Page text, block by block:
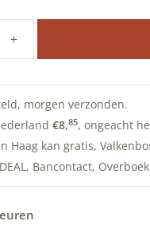
morgen verzonden.
€8,85, ongeacht
Haag kan gratis,
Bancontact,